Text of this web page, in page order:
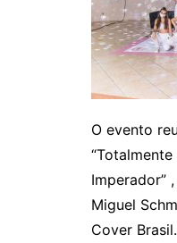
O evento
Imperador”
Miguel
Cover Brasil.